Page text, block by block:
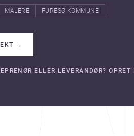
MALERE FURESØ KOMMUNE
→
ELLER LEVERANDØR? OPRET